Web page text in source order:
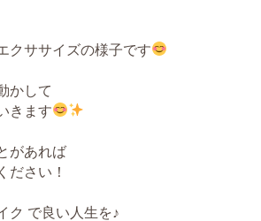
クササイズの様子です
かして
きます
があれば
ださい！
ク で良い人生を♪